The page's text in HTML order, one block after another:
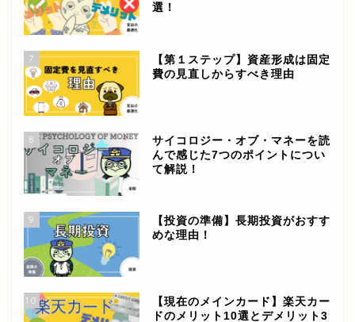
選！
7
【第１ステップ】資産形成は固定
費の見直しからすべき理由
8
サイコロジー・オブ・マネーを読
んで感じた7つのポイントについ
て解説！
9
【投資の準備】長期投資がおすす
めな理由！
10
【現在のメインカード】楽天カー
ドのメリット10選とデメリット3